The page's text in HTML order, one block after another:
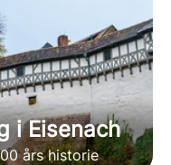
i Eisenach
års historie